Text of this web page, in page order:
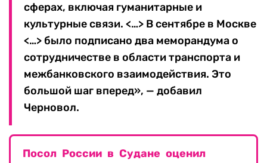
сферах, включая гуманитарные и
культурные связи. <…> В сентябре в Москве
<…> было подписано два меморандума о
сотрудничестве в области транспорта и
межбанковского взаимодействия. Это
большой шаг вперед», — добавил
Черновол.
Посол России в Судане оценил